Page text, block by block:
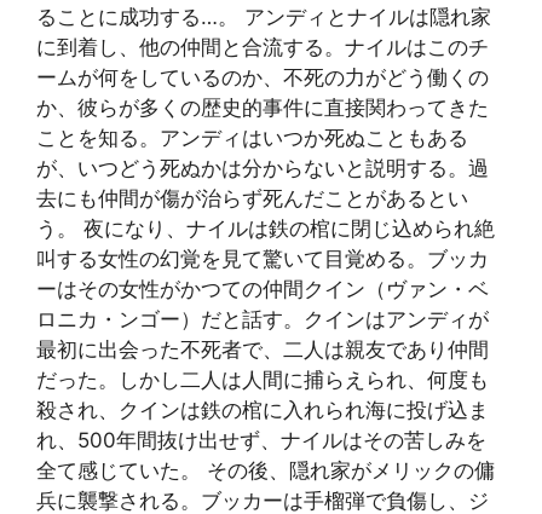
ることに成功する…。 アンディとナイルは隠れ家
に到着し、他の仲間と合流する。ナイルはこのチ
ームが何をしているのか、不死の力がどう働くの
か、彼らが多くの歴史的事件に直接関わってきた
ことを知る。アンディはいつか死ぬこともある
が、いつどう死ぬかは分からないと説明する。過
去にも仲間が傷が治らず死んだことがあるとい
う。 夜になり、ナイルは鉄の棺に閉じ込められ絶
叫する女性の幻覚を見て驚いて目覚める。ブッカ
ーはその女性がかつての仲間クイン（ヴァン・ベ
ロニカ・ンゴー）だと話す。クインはアンディが
最初に出会った不死者で、二人は親友であり仲間
だった。しかし二人は人間に捕らえられ、何度も
殺され、クインは鉄の棺に入れられ海に投げ込ま
れ、500年間抜け出せず、ナイルはその苦しみを
全て感じていた。 その後、隠れ家がメリックの傭
兵に襲撃される。ブッカーは手榴弾で負傷し、ジ